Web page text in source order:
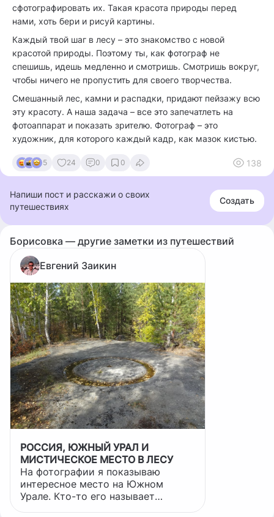
сфотографировать их. Такая красота природы перед
нами, хоть бери и рисуй картины.
Каждый твой шаг в лесу – это знакомство с новой
красотой природы. Поэтому ты, как фотограф не
спешишь, идешь медленно и смотришь. Смотришь вокруг,
чтобы ничего не пропустить для своего творчества.
Смешанный лес, камни и распадки, придают пейзажу всю
эту красоту. А наша задача – все это запечатлеть на
фотоаппарат и показать зрителю. Фотограф – это
художник, для которого каждый кадр, как мазок кистью.
5 24 0 0 138
Напиши пост и расскажи о своих
путешествиях
Создать
Борисовка — другие заметки из путешествий
Евгений Заикин
РОССИЯ, ЮЖНЫЙ УРАЛ И
МИСТИЧЕСКОЕ МЕСТО В ЛЕСУ
На фотографии я показываю
интересное место на Южном
Урале. Кто-то его называет